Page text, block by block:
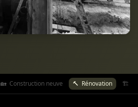
🏡 Construction neuve 🔨 Rénovation 🏗️